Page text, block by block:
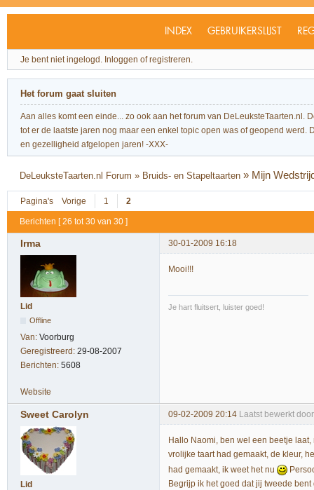
INDEX GEBRUIKERSLIJST
Je bent niet ingelogd. Inloggen of registreren.
Het forum gaat sluiten
Aan alles komt een einde... zo ook aan het forum van
tot er de laatste jaren nog maar een enkel topic open was of geopend
en gezelligheid afgelopen jaren! -XXX-
DeLeuksteTaarten.nl Forum » Bruids- en Stapeltaarten » Mijn
Pagina's Vorige 1 2
Berichten [ 26 tot 30 van 30 ]
Irma 30-01-2009 16:18
Lid
Offline
Van: Voorburg
Geregistreerd: 29-08-2007
Berichten: 5608
Mooi!!!
Je hart fluitsert, luister goed!
Website
Sweet Carolyn 09-02-2009 20:14 Laatst bewerkt
Lid
Hallo Naomi, ben wel een beetje
vrolijke taart had gemaakt, de kleur,
had gemaakt, ik weet het nu
Begrijp ik het goed dat jij tweede